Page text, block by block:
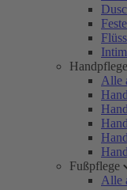
Handpflege
Alle
Fußpflege
Alle